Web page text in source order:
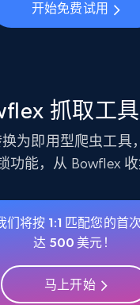
ID, Followers, Posts
Is professional
- Profiles - Collect
Is professional
more.
3.5K+
开始免费试用
抓取工
为即用型爬虫工具
功能，从 Bowflex 收
们将按 1:1 匹配您的首
达 500 美元！
马上开始